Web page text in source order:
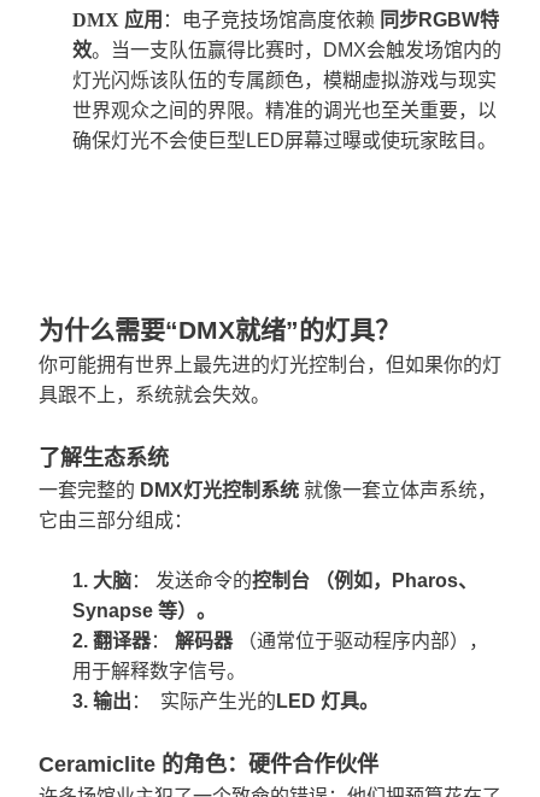
DMX 应用 ：电子竞技场馆高度依赖 同步RGBW特
效。当一支队伍赢得比赛时，DMX会触发场馆内的
灯光闪烁该队伍的专属颜色，模糊虚拟游戏与现实
世界观众之间的界限。精准的调光也至关重要，以
确保灯光不会使巨型LED屏幕过曝或使玩家眩目。
为什么需要“DMX就绪”的灯具？
你可能拥有世界上最先进的灯光控制台，但如果你的灯
具跟不上，系统就会失效。
了解生态系统
一套完整的 DMX灯光控制系统 就像一套立体声系统，
它由三部分组成：
1. 大脑： 发送命令的控制台 （例如，Pharos、
Synapse 等）。
2. 翻译器： 解码器
（通常位于驱动程序内部），
用于解释数字信号。
3. 输出 ： 实际产生光的 LED 灯具。
Ceramiclite 的角色：硬件合作伙伴